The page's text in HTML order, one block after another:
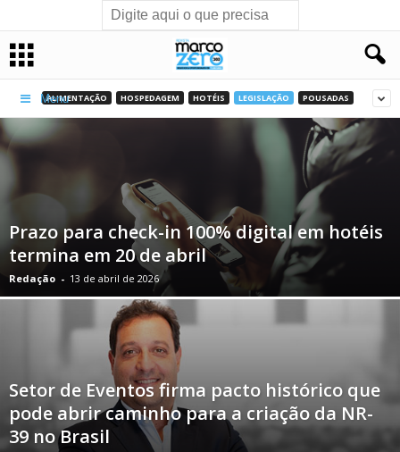
Menu
ALIMENTAÇÃO HOSPEDAGEM HOTÉIS LEGISLAÇÃO POUSADAS
Prazo para check-in 100% digital em hotéis
termina em 20 de abril
Redação - 13 de abril de 2026
Setor de Eventos firma pacto histórico que
pode abrir caminho para a criação da NR-
39 no Brasil